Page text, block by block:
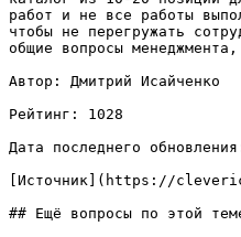
работ и не все работы
чтобы не перегружать
общие вопросы
Автор: Дмитрий Исайченко
Рейтинг: 1028
Дата последнего
[Источник](https://
## Ещё вопросы по этой